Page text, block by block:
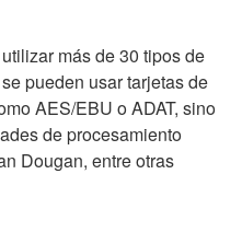
más de 30 tipos de
pueden usar tarjetas de
AES/EBU o ADAT, sino
de procesamiento
Dougan, entre otras